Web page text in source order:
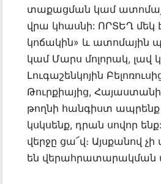
տաքացման կամ
վրա կհասնի: ՈՐՏԵՂ մեկ
կոճակին» և ատոմային
կամ Մարս մոլորակ, լավ
Լուգաշենկոյին
Թուրքիայից,
թողնի հանգիստ ապրենք
կսկսենք, դրան սովոր
վերջը ցա՜վ։ Այսքանով
են վերահրատարակման